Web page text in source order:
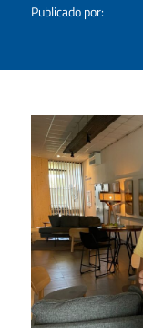
Publicado por: